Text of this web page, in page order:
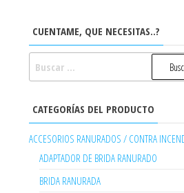
CUENTAME, QUE NECESITAS..?
CATEGORÍAS DEL PRODUCTO
ACCESORIOS RANURADOS / CONTRA
ADAPTADOR DE BRIDA RANURADO
BRIDA RANURADA